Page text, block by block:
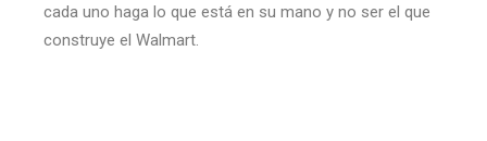
cada uno haga lo que está en su mano y no ser el que
construye el Walmart.